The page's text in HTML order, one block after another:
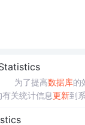
为了提高数据库的
有关统计信息更新到